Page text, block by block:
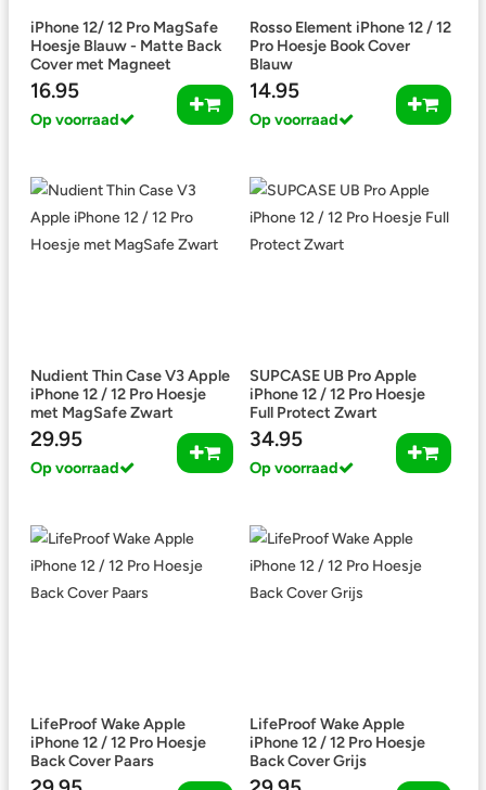
iPhone 12/ 12 Pro MagSafe
Hoesje Blauw - Matte Back
Cover met Magneet
16.95
Op voorraad
Rosso Element iPhone 12 / 12
Pro Hoesje Book Cover
Blauw
14.95
Op voorraad
Nudient Thin Case V3 Apple
iPhone 12 / 12 Pro Hoesje
met MagSafe Zwart
29.95
Op voorraad
SUPCASE UB Pro Apple
iPhone 12 / 12 Pro Hoesje
Full Protect Zwart
34.95
Op voorraad
LifeProof Wake Apple
iPhone 12 / 12 Pro Hoesje
Back Cover Paars
LifeProof Wake Apple
iPhone 12 / 12 Pro Hoesje
Back Cover Grijs